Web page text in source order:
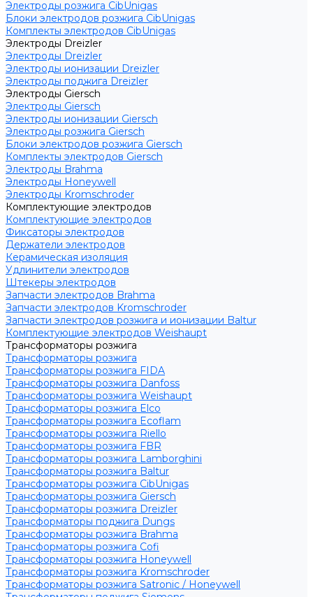
Электроды розжига CibUnigas
Блоки электродов розжига CibUnigas
Комплекты электродов CibUnigas
Электроды Dreizler
Электроды Dreizler
Электроды ионизации Dreizler
Электроды поджига Dreizler
Электроды Giersch
Электроды Giersch
Электроды ионизации Giersch
Электроды розжига Giersch
Блоки электродов розжига Giersch
Комплекты электродов Giersch
Электроды Brahma
Электроды Honeywell
Электроды Kromschroder
Комплектующие электродов
Комплектующие электродов
Фиксаторы электродов
Держатели электродов
Керамическая изоляция
Удлинители электродов
Штекеры электродов
Запчасти электродов Brahma
Запчасти электродов Kromschroder
Запчасти электродов розжига и ионизации Baltur
Комплектующие электродов Weishaupt
Трансформаторы розжига
Трансформаторы розжига
Трансформаторы розжига FIDA
Трансформаторы розжига Danfoss
Трансформаторы розжига Weishaupt
Трансформаторы розжига Elco
Трансформаторы розжига Ecoflam
Трансформаторы розжига Riello
Трансформаторы розжига FBR
Трансформаторы розжига Lamborghini
Трансформаторы розжига Baltur
Трансформаторы розжига CibUnigas
Трансформаторы розжига Giersch
Трансформаторы розжига Dreizler
Трансформаторы поджига Dungs
Трансформаторы розжига Brahma
Трансформаторы розжига Cofi
Трансформаторы розжига Honeywell
Трансформаторы розжига Kromschroder
Трансформаторы розжига Satronic / Honeywell